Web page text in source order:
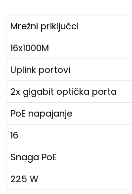
Mrežni priključci
16x1000M
Uplink portovi
2x gigabit optička porta
PoE napajanje
16
Snaga PoE
225 W